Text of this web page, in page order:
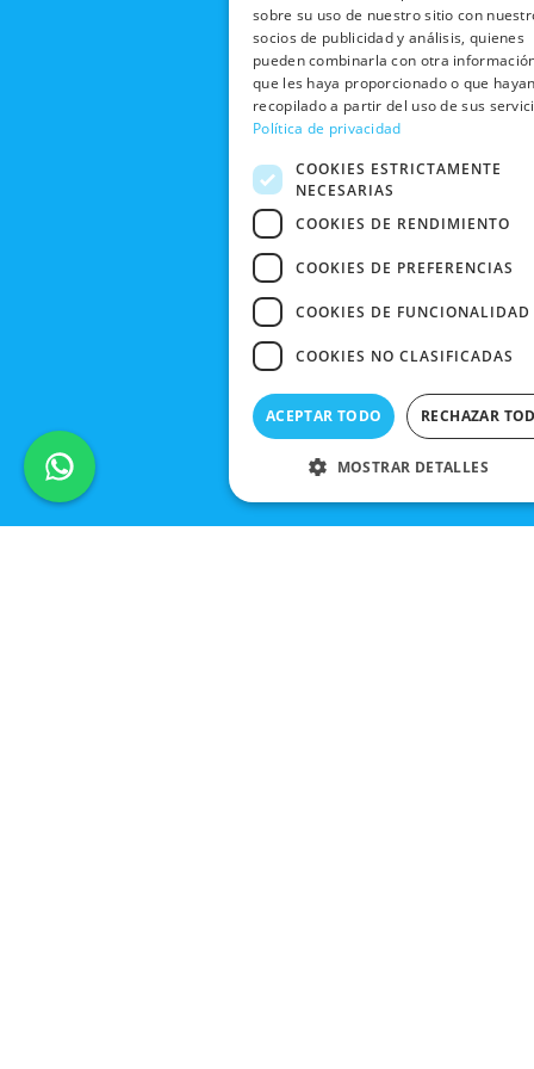
sobre su uso de nuestro sitio con
socios de publicidad y análisis, quienes
pueden combinarla con otra
que les haya proporcionado o que
recopilado a partir del uso de sus
Política de privacidad
COOKIES ESTRICTAMENTE
NECESARIAS
COOKIES DE RENDIMIENTO
COOKIES DE PREFERENCIAS
COOKIES DE FUNCIONALIDAD
COOKIES NO CLASIFICADAS
ACEPTAR TODO RECHAZAR
MOSTRAR DETALLES